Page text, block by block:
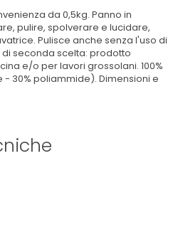
da 0,5kg. Panno in
pulire, spolverare e lucidare,
Pulisce anche senza l'uso di
seconda scelta: prodotto
e/o per lavori grossolani. 100%
30% poliammide). Dimensioni e